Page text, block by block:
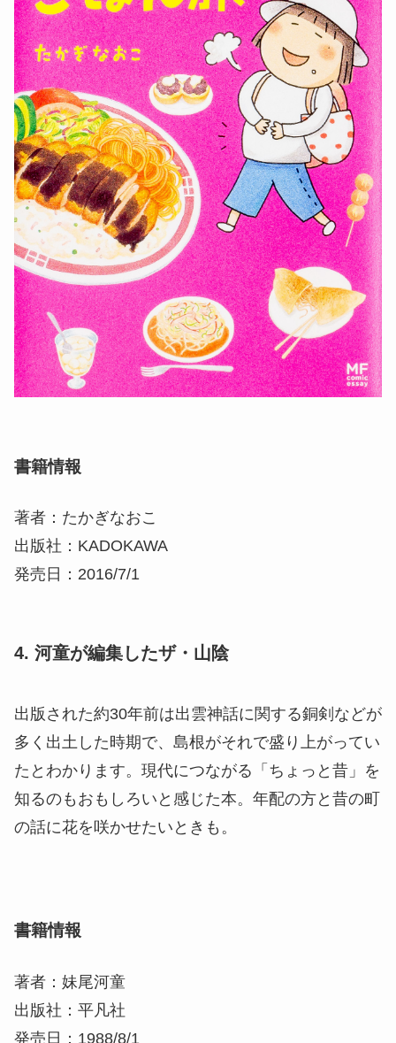
書籍情報
著者：たかぎなおこ
出版社：KADOKAWA
発売日：2016/7/1
4. 河童が編集したザ・山陰
出版された約30年前は出雲神話に関する銅剣などが
多く出土した時期で、島根がそれで盛り上がってい
たとわかります。現代につながる「ちょっと昔」を
知るのもおもしろいと感じた本。年配の方と昔の町
の話に花を咲かせたいときも。
書籍情報
著者：妹尾河童
出版社：平凡社
発売日：1988/8/1